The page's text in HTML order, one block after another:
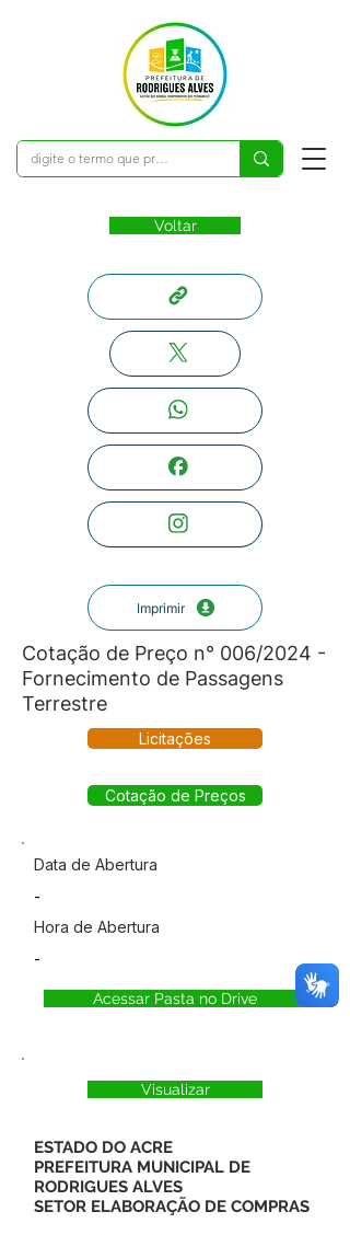
Voltar
Imprimir
Cotação de Preço n° 006/2024 -
Fornecimento de Passagens
Terrestre
Licitações
Cotação de Preços
Data de Abertura
-
Hora de Abertura
-
Acessar Pasta no Drive
Visualizar
ESTADO DO ACRE
PREFEITURA MUNICIPAL DE
RODRIGUES ALVES
SETOR ELABORAÇÃO DE COMPRAS